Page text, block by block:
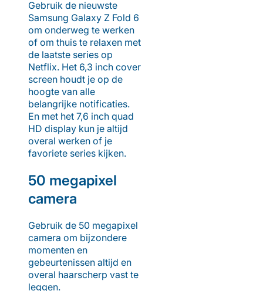
Gebruik de nieuwste
Samsung Galaxy Z Fold 6
om onderweg te werken
of om thuis te relaxen met
de laatste series op
Netflix. Het 6,3 inch cover
screen houdt je op de
hoogte van alle
belangrijke notificaties.
En met het 7,6 inch quad
HD display kun je altijd
overal werken of je
favoriete series kijken.
50 megapixel
camera
Gebruik de 50 megapixel
camera om bijzondere
momenten en
gebeurtenissen altijd en
overal haarscherp vast te
leggen.